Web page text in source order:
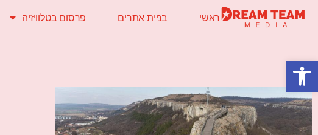
ראשי בניית אתרים פרסום בטלוויזיה
פתח סרגל נגישות